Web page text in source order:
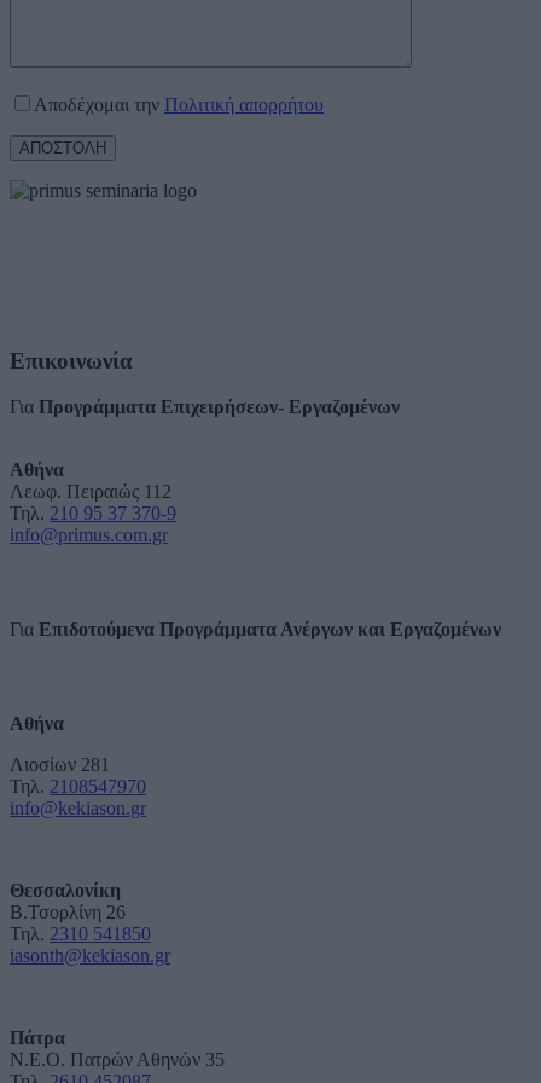
Αποδέχομαι την Πολιτική απορρήτου
Επικοινωνία
Για Προγράμματα Επιχειρήσεων- Εργαζομένων
Αθήνα
Λεωφ. Πειραιώς 112
Τηλ. 210 95 37 370-9
info@primus.com.gr
Για Επιδοτούμενα Προγράμματα Ανέργων και Εργαζομένων
Αθήνα
Λιοσίων 281
Τηλ. 2108547970
info@kekiason.gr
Θεσσαλονίκη
Β.Τσορλίνη 26
Τηλ. 2310 541850
iasonth@kekiason.gr
Πάτρα
Ν.Ε.Ο. Πατρών Αθηνών 35